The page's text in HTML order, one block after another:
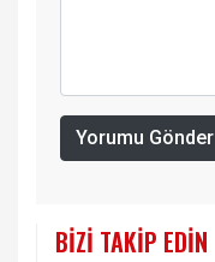
Yorumu Gönder
BIZI TAKIP EDIN